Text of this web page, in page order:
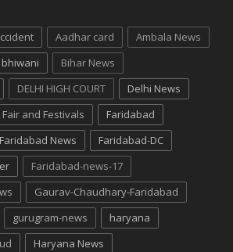
Aadhar card
Ambala News
bhiwani
Bihar News
DELHI HIGH COURT
Delhi News
Fair and Festivals
Faridabad
Faridabad News
Faridabad-DC
Faridabad-news-17
Gaurav-Chaudhary-Faridabad
gurugram-news
haryana
Haryana News